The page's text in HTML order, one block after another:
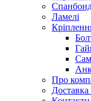
Ламелі
Про
Доставка